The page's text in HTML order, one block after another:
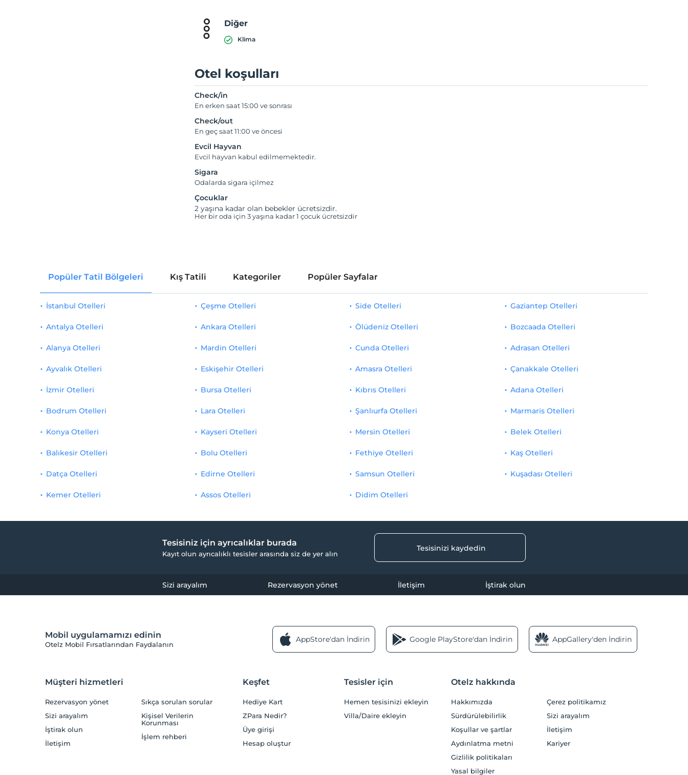
Diğer
Klima
Otel koşulları
Check/in
En erken saat 15:00 ve sonrası
Check/out
En geç saat 11:00 ve öncesi
Evcil Hayvan
Evcil hayvan kabul edilmemektedir.
Sigara
Odalarda sigara içilmez
Çocuklar
2 yaşına kadar olan bebekler ücretsizdir.
Her bir oda için 3 yaşına kadar 1 çocuk ücretsizdir
Popüler Tatil Bölgeleri Kış Tatili Kategoriler Popüler Sayfalar
İstanbul Otelleri
Antalya Otelleri
Alanya Otelleri
Ayvalık Otelleri
İzmir Otelleri
Çeşme Otelleri
Ankara Otelleri
Mardin Otelleri
Eskişehir Otelleri
Bursa Otelleri
Side Otelleri
Ölüdeniz Otelleri
Cunda Otelleri
Amasra Otelleri
Kıbrıs Otelleri
Gaziantep Otelleri
Bozcaada Otelleri
Adrasan Otelleri
Çanakkale Otelleri
Adana Otelleri
Bodrum Otelleri
Konya Otelleri
Balıkesir Otelleri
Datça Otelleri
Kemer Otelleri
Lara Otelleri
Kayseri Otelleri
Bolu Otelleri
Edirne Otelleri
Assos Otelleri
Şanlıurfa Otelleri
Mersin Otelleri
Fethiye Otelleri
Samsun Otelleri
Didim Otelleri
Marmaris Otelleri
Belek Otelleri
Kaş Otelleri
Kuşadası Otelleri
Tesisiniz için ayrıcalıklar burada
Kayıt olun ayrıcalıklı tesisler arasında siz de yer alın
Tesisinizi kaydedin
Sizi arayalım Rezervasyon yönet İletişim İştirak olun
Mobil uygulamamızı edinin
Otelz Mobil Fırsatlarından Faydalanın
AppStore'dan İndirin Google PlayStore'dan İndirin AppGallery'den İndirin
Müşteri hizmetleri
Rezervasyon yönet
Sizi arayalım
İştirak olun
İletişim
Sıkça sorulan sorular
Kişisel Verilerin
Korunması
İşlem rehberi
Keşfet
Hediye Kart
ZPara Nedir?
Üye girişi
Hesap oluştur
Tesisler için
Hemen tesisinizi ekleyin
Villa/Daire ekleyin
Otelz hakkında
Hakkımızda
Sürdürülebilirlik
Koşullar ve şartlar
Aydınlatma metni
Gizlilik politikaları
Yasal bilgiler
Çerez politikamız
Sizi arayalım
İletişim
Kariyer